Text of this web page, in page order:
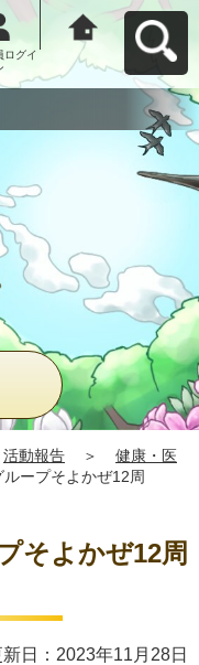
ログイ
大府市民活動支
援サイト コラビ
アへ戻る
活動報告 ＞
健康・医
ープそよかぜ12周
そよかぜ12周
日：2023年11月28日